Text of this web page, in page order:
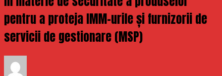
pentru a proteja IMM-urile și furnizorii de
servicii de gestionare (MSP)